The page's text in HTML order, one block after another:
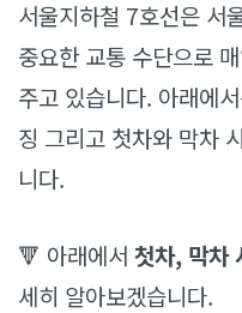
서울지하철 7호선은 서
중요한 교통 수단으로
주고 있습니다. 아래에
징 그리고 첫차와 막차
니다.
🔻 아래에서 첫차, 막차
세히 알아보겠습니다.